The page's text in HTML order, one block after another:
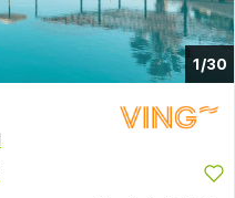
1/30